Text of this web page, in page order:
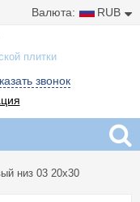
Валюта: RUB
плитки
звонок
низ 03 20x30